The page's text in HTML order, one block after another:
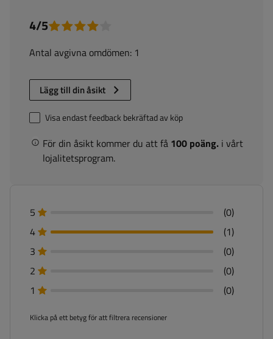
4/5
Antal avgivna omdömen: 1
Lägg till din åsikt
För din åsikt kommer du att få 100 poäng. i vårt
lojalitetsprogram.
Visa endast feedback bekräftad av köp
5
(0)
4
(1)
3
(0)
2
(0)
1
(0)
Klicka på ett betyg för att filtrera recensioner